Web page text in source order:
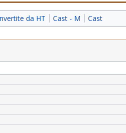
da HT Cast - M Cast